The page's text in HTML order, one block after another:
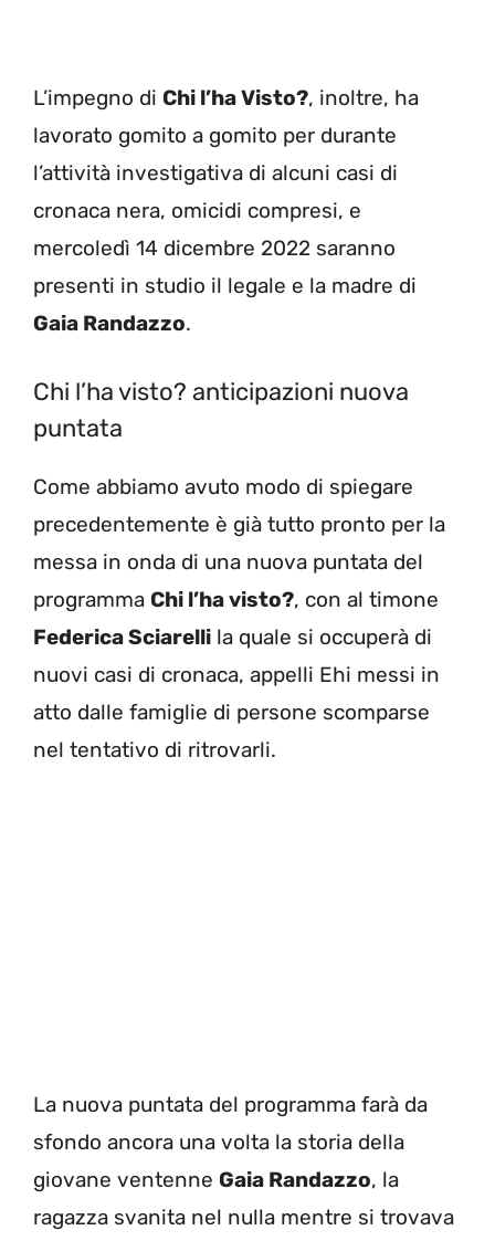
L’impegno di Chi l’ha Visto?, inoltre, ha
lavorato gomito a gomito per durante
l’attività investigativa di alcuni casi di
cronaca nera, omicidi compresi, e
mercoledì 14 dicembre 2022 saranno
presenti in studio il legale e la madre di
Gaia Randazzo.
Chi l’ha visto? anticipazioni nuova
puntata
Come abbiamo avuto modo di spiegare
precedentemente è già tutto pronto per la
messa in onda di una nuova puntata del
programma Chi l’ha visto?, con al timone
Federica Sciarelli la quale si occuperà di
nuovi casi di cronaca, appelli Ehi messi in
atto dalle famiglie di persone scomparse
nel tentativo di ritrovarli.
La nuova puntata del programma farà da
sfondo ancora una volta la storia della
giovane ventenne Gaia Randazzo, la
ragazza svanita nel nulla mentre si trovava